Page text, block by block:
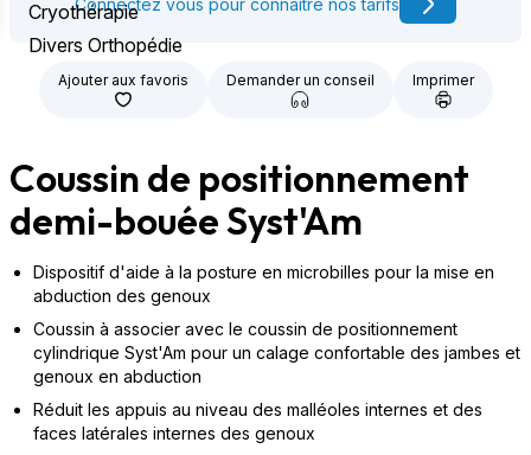
Cryothérapie
Divers Orthopédie
Connectez vous pour connaître nos tarifs
Ajouter aux favoris Demander un conseil Imprimer
Coussin de positionnement
demi-bouée Syst'Am
Dispositif d'aide à la posture en microbilles pour la mise en
abduction des genoux
Coussin à associer avec le coussin de positionnement
cylindrique Syst'Am pour un calage confortable des jambes et
genoux en abduction
Réduit les appuis au niveau des malléoles internes et des
faces latérales internes des genoux